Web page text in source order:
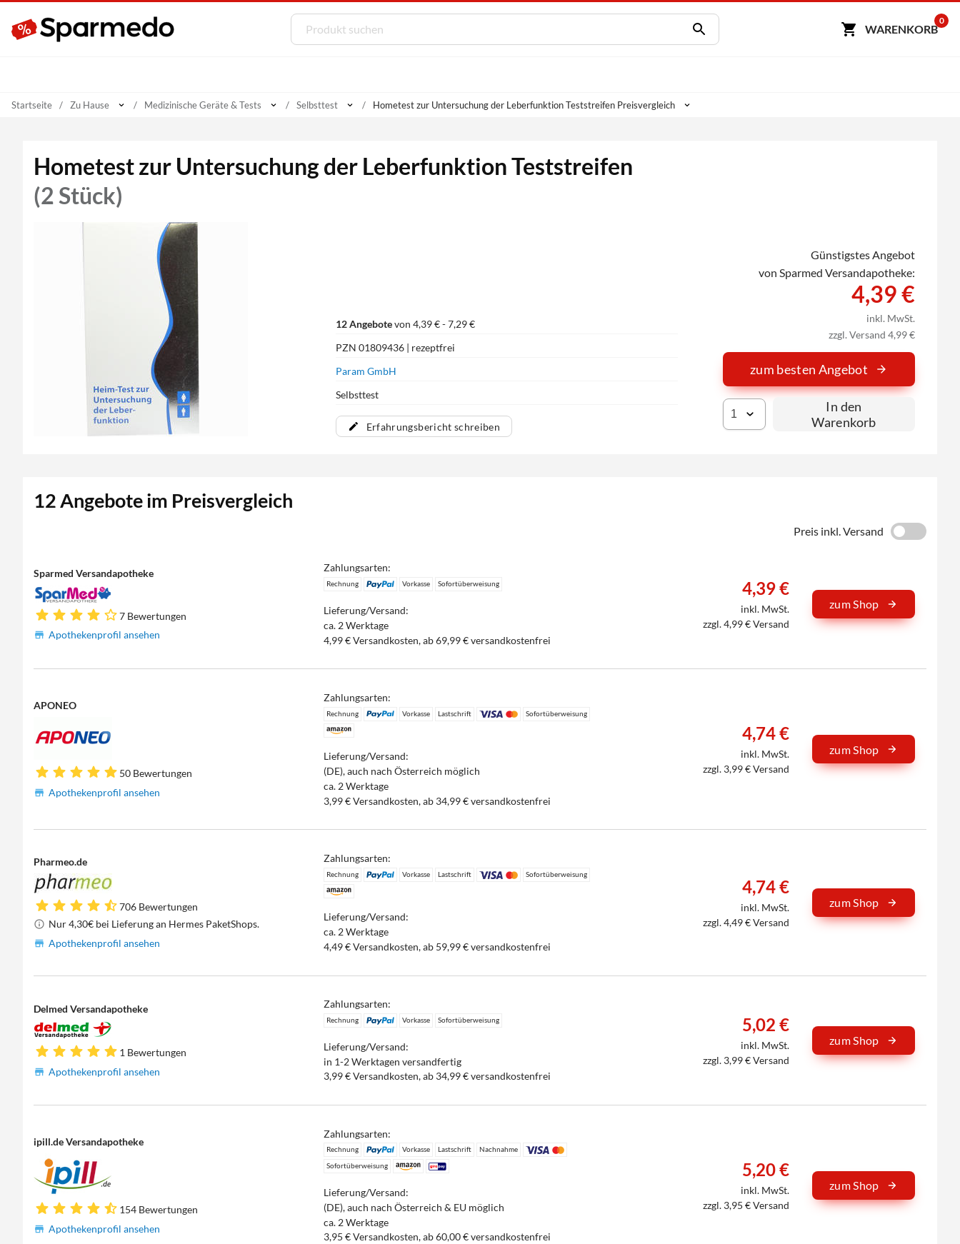
WARENKORB
0
Startseite Zu Hause Medizinische Geräte & Tests Selbsttest Hometest zur Untersuchung der Leberfunktion Teststreifen Preisvergleich
Hometest zur Untersuchung der Leberfunktion Teststreifen
(2 Stück)
12 Angebotevon 4,39 € - 7,29 €
PZN 01809436 | rezeptfrei
Param GmbH
Selbsttest
Erfahrungsbericht schreiben
Günstigstes Angebot
von Sparmed Versandapotheke:
4,39 €
inkl. MwSt.
zzgl. Versand 4,99 €
zum besten Angebot
In den
Warenkorb
12 Angebote im Preisvergleich
Preis inkl. Versand
Sparmed Versandapotheke
7 Bewertungen
Apothekenprofil ansehen
Zahlungsarten:
Rechnung Vorkasse Sofortüberweisung
Lieferung/Versand:
ca. 2 Werktage
4,99 € Versandkosten, ab 69,99 € versandkostenfrei
4,39 €
inkl. MwSt.
zzgl. 4,99 € Versand
zum Shop
APONEO
50 Bewertungen
Apothekenprofil ansehen
Zahlungsarten:
Rechnung Vorkasse Lastschrift Sofortüberweisung
Lieferung/Versand:
(DE), auch nach Österreich möglich
ca. 2 Werktage
3,99 € Versandkosten, ab 34,99 € versandkostenfrei
4,74 €
inkl. MwSt.
zzgl. 3,99 € Versand
zum Shop
Pharmeo.de
706 Bewertungen
Nur 4,30€ bei Lieferung an Hermes PaketShops.
Apothekenprofil ansehen
Zahlungsarten:
Rechnung Vorkasse Lastschrift Sofortüberweisung
Lieferung/Versand:
ca. 2 Werktage
4,49 € Versandkosten, ab 59,99 € versandkostenfrei
4,74 €
inkl. MwSt.
zzgl. 4,49 € Versand
zum Shop
Delmed Versandapotheke
1 Bewertungen
Apothekenprofil ansehen
Zahlungsarten:
Rechnung Vorkasse Sofortüberweisung
Lieferung/Versand:
in 1-2 Werktagen versandfertig
3,99 € Versandkosten, ab 34,99 € versandkostenfrei
5,02 €
inkl. MwSt.
zzgl. 3,99 € Versand
zum Shop
ipill.de Versandapotheke
154 Bewertungen
Apothekenprofil ansehen
Zahlungsarten:
Rechnung Vorkasse Lastschrift
Nachnahme
Sofortüberweisung
Lieferung/Versand:
(DE), auch nach Österreich & EU möglich
ca. 2 Werktage
3,95 € Versandkosten, ab 60,00 € versandkostenfrei
5,20 €
inkl. MwSt.
zzgl. 3,95 € Versand
zum Shop